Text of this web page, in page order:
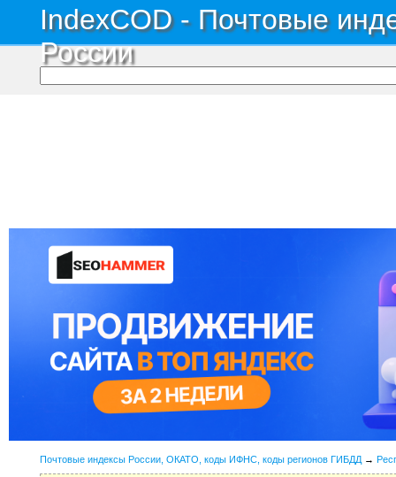
IndexCOD - Почтовые
России
Почтовые индексы России, ОКАТО, коды ИФНС, коды регионов ГИБДД →